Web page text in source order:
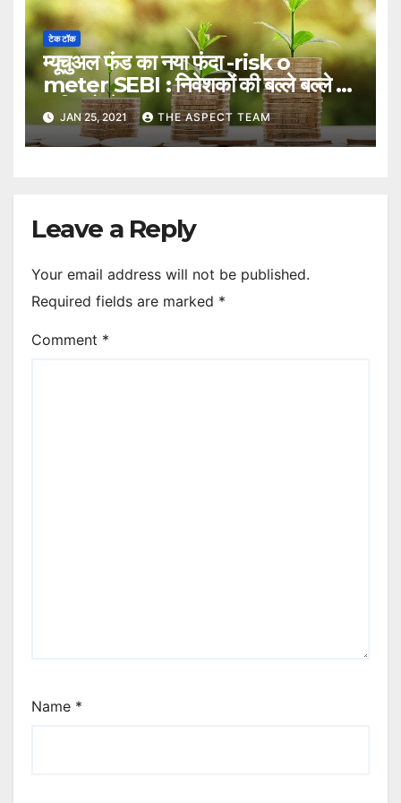
टेक टॉक
म्यूचुअल फंड का नया फंदा -risk o
meter SEBI : निवेशकों की बल्ले बल्ले इन
5 नियमों से
JAN 25, 2021 THE ASPECT TEAM
Leave a Reply
Your email address will not be published.
Required fields are marked *
Comment *
Name *